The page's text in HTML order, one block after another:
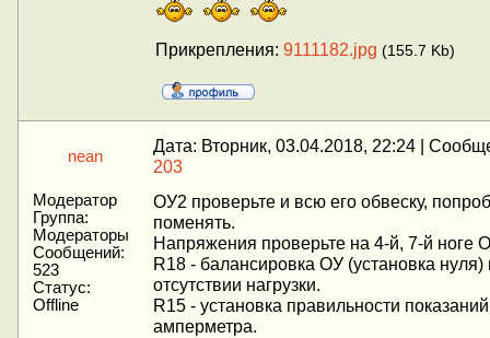
Прикрепления: 9111182.jpg (155.7 Kb)
nean
Дата: Вторник, 03.04.2018, 22:24 |
203
Модератор
Группа:
Модераторы
Сообщений:
523
Статус:
Offline
ОУ2 проверьте и всю его обвеску,
поменять.
Напряжения проверьте на 4-й, 7-й ноге
R18 - балансировка ОУ (установка нуля)
отсутствии нагрузки.
R15 - установка правильности показаний
амперметра.